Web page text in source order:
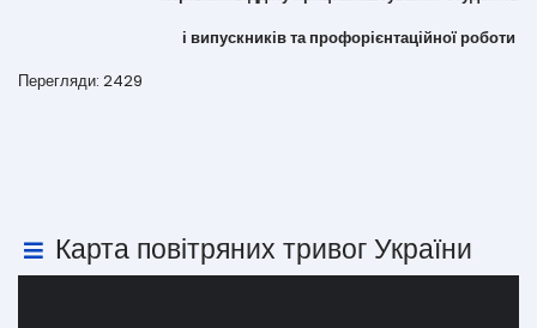
і випускників та профорієнтаційної роботи
Перегляди: 2429
Карта повітряних тривог України